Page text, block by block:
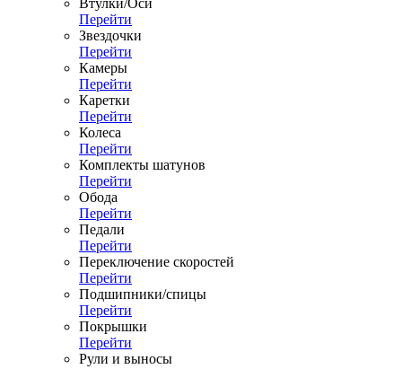
Втулки/Оси
Перейти
Звездочки
Перейти
Камеры
Перейти
Каретки
Перейти
Колеса
Перейти
Комплекты шатунов
Перейти
Обода
Перейти
Педали
Перейти
Переключение скоростей
Перейти
Подшипники/спицы
Перейти
Покрышки
Перейти
Рули и выносы